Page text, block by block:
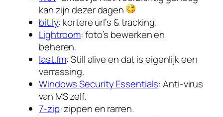
kan zijn dezer dagen
bit.ly: kortere url’s & tracking.
Lightroom: foto’s bewerken en
beheren.
last.fm: Still alive en dat is eigenlijk een
verrassing.
Windows Security Essentials: Anti-virus
van MS zelf.
7-zip: zippen en rarren.